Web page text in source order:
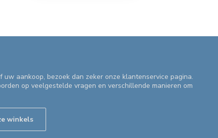
aankoop, bezoek dan zeker onze klantenservice pagina.
op veelgestelde vragen en verschillende manieren om
winkels